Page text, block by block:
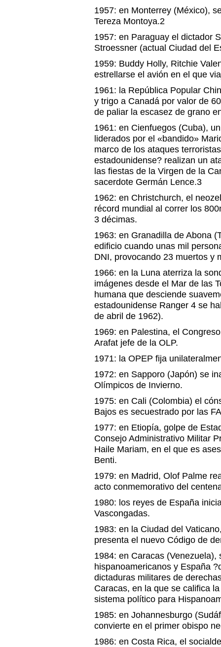
1957: en Monterrey (México),
Tereza Montoya.2
1957: en Paraguay el dictador
Stroessner (actual Ciudad del
1959: Buddy Holly, Ritchie
estrellarse el avión en el que
1961: la República Popular
y trigo a Canadá por valor de
de paliar la escasez de grano
1961: en Cienfuegos (Cuba),
liderados por el «bandido»
marco de los ataques
estadounidense? realizan un
las fiestas de la Virgen de la
sacerdote Germán Lence.3
1962: en Christchurch, el
récord mundial al correr los
3 décimas.
1963: en Granadilla de Abona
edificio cuando unas mil
DNI, provocando 23 muertos y
1966: en la Luna aterriza la
imágenes desde el Mar de las
humana que desciende
estadounidense Ranger 4 se
de abril de 1962).
1969: en Palestina, el
Arafat jefe de la OLP.
1971: la OPEP fija
1972: en Sapporo (Japón) se
Olímpicos de Invierno.
1975: en Cali (Colombia) el
Bajos es secuestrado por las
1977: en Etiopía, golpe de
Consejo Administrativo Militar
Haile Mariam, en el que es
Benti.
1979: en Madrid, Olof Palme
acto conmemorativo del
1980: los reyes de España
Vascongadas.
1983: en la Ciudad del
presenta el nuevo Código de
1984: en Caracas
hispanoamericanos y España
dictaduras militares de
Caracas, en la que se califica
sistema político para
1985: en Johannesburgo
convierte en el primer obispo
1986: en Costa Rica, el